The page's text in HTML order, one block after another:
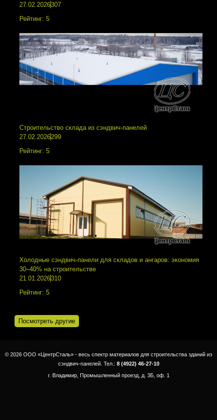
27.02.2026307
Рейтинг: 5
Строительство склада из сэндвич-панелей
27.02.2026299
Рейтинг: 5
Холодные сэндвич-панели для складов и ангаров: экономия
30–40% на строительстве
21.01.2026310
Рейтинг: 5
Посмотреть другие
© 2026 ООО «ЦентрСталь» - весь спектр материалов для строительства зданий из
сэндвич-панелей. Тел.: 8 (4922) 46-27-10
г. Владимир, Промышленный проезд, д. 3Б, оф. 1